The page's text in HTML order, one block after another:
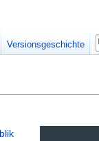
Versionsgeschichte